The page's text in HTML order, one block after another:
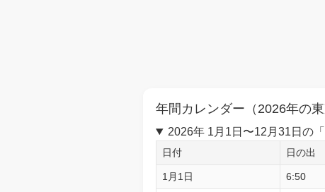
年間カレンダー（2026年の東
2026年 1月1日〜12月31日の
日付 日の出
1月1日 6:50